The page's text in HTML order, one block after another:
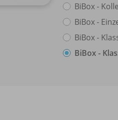
BiBox -
BiBox -
BiBox -
BiBox -